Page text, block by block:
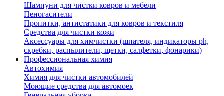
Шампуни для чистки ковров и мебели
Пеногасители
Пропитки, антистатики для ковров и текстиля
Средства для чистки кожи
Аксессуары для химчистки (шпателя, индикаторы ph,
скребки, распылители, щетки, салфетки, фонарики)
Профессиональная химия
Автохимия
Химия для чистки автомобилей
Моющие средства для автомоек